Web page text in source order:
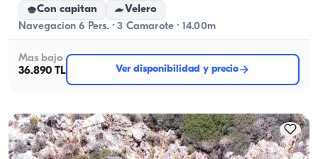
Con capitan
Velero
Navegacion 6 Pers. · 3 Camarote · 14.00m
Mas bajo
36.890 TL
Ver disponibilidad y precio